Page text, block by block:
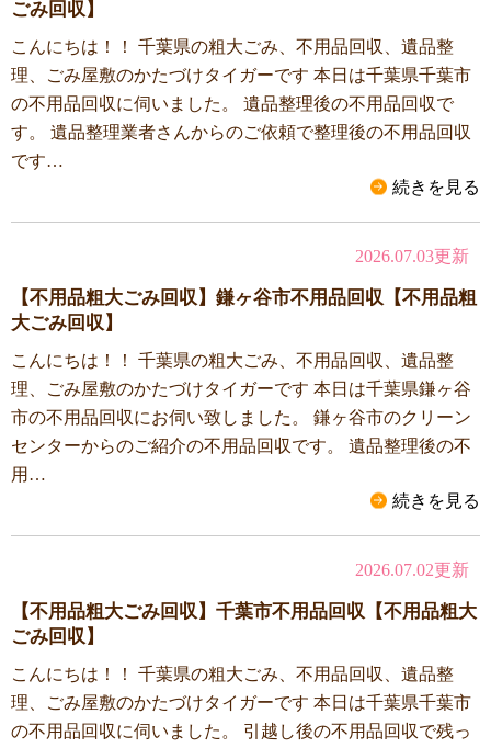
ごみ回収】
こんにちは！！ 千葉県の粗大ごみ、不用品回収、遺品整
理、ごみ屋敷のかたづけタイガーです 本日は千葉県千葉市
の不用品回収に伺いました。 遺品整理後の不用品回収で
す。 遺品整理業者さんからのご依頼で整理後の不用品回収
です…
続きを見る
2026.07.03更新
【不用品粗大ごみ回収】鎌ヶ谷市不用品回収【不用品粗
大ごみ回収】
こんにちは！！ 千葉県の粗大ごみ、不用品回収、遺品整
理、ごみ屋敷のかたづけタイガーです 本日は千葉県鎌ヶ谷
市の不用品回収にお伺い致しました。 鎌ヶ谷市のクリーン
センターからのご紹介の不用品回収です。 遺品整理後の不
用…
続きを見る
2026.07.02更新
【不用品粗大ごみ回収】千葉市不用品回収【不用品粗大
ごみ回収】
こんにちは！！ 千葉県の粗大ごみ、不用品回収、遺品整
理、ごみ屋敷のかたづけタイガーです 本日は千葉県千葉市
の不用品回収に伺いました。 引越し後の不用品回収で残っ